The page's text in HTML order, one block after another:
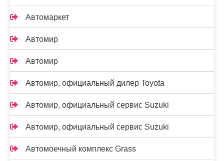
Автомаркет
Автомир
Автомир
Автомир, официальный дилер Toyota
Автомир, официальный сервис Suzuki
Автомир, официальный сервис Suzuki
Автомоечный комплекс Grass